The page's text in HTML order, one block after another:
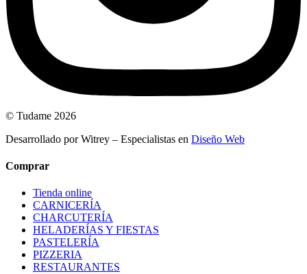
© Tudame 2026
Desarrollado por Witrey – Especialistas en Diseño Web
Comprar
Tienda online
CARNICERÍA
CHARCUTERÍA
HELADERÍAS Y FIESTAS
PASTELERÍA
PIZZERIA
RESTAURANTES